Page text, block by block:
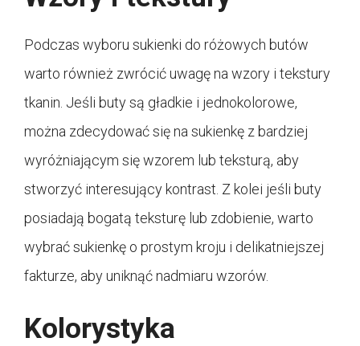
Podczas wyboru sukienki do różowych butów
warto również zwrócić uwagę na wzory i tekstury
tkanin. Jeśli buty są gładkie i jednokolorowe,
można zdecydować się na sukienkę z bardziej
wyróżniającym się wzorem lub teksturą, aby
stworzyć interesujący kontrast. Z kolei jeśli buty
posiadają bogatą teksturę lub zdobienie, warto
wybrać sukienkę o prostym kroju i delikatniejszej
fakturze, aby uniknąć nadmiaru wzorów.
Kolorystyka